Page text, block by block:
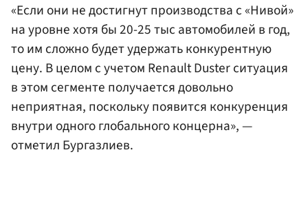
«Если они не достигнут производства c «Нивой»
на уровне хотя бы 20-25 тыс автомобилей в год,
то им сложно будет удержать конкурентную
цену. В целом с учетом Renault Duster ситуация
в этом сегменте получается довольно
неприятная, поскольку появится конкуренция
внутри одного глобального концерна», —
отметил Бургазлиев.